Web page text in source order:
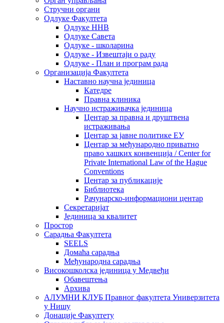
Стручни органи
Одлуке Факултета
Одлуке ННВ
Одлуке Савета
Одлуке - школарина
Одлуке - Извештаји о раду
Одлуке - План и програм рада
Организација Факултета
Наставно научна јединица
Катедре
Правна клиника
Научно истраживачка јединица
Центар за правна и друштвена
истраживања
Центар за јавне политике ЕУ
Центар за међународно приватно
право хашких конвенција / Center for
Private International Law of the Hague
Conventions
Центар за публикације
Библиотека
Рачунарско-информациони центар
Секретаријат
Јединица за квалитет
Простор
Сарадња Факултета
SEELS
Домаћа сарадња
Међународна сарадња
Високошколска јединица у Медвеђи
Обавештења
Архива
АЛУМНИ КЛУБ Правног факултета Универзитета
у Нишу
Донације Факултету